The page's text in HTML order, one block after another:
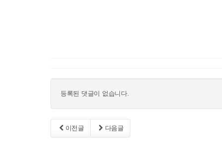
등록된 댓글이 없습니다.
이전글 다음글